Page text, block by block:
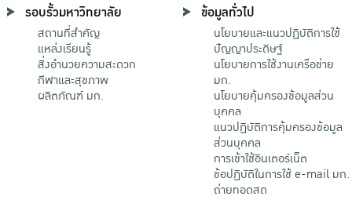
รอบรั้วมหาวิทยาลัย
สถานที่สำคัญ
แหล่งเรียนรู้
สิ่งอำนวยความสะดวก
กีฬาและสุขภาพ
ผลิตภัณฑ์ มก.
ข้อมูลทั่วไป
นโยบายและแนวปฏิบัติการใช้
ปัญญาประดิษฐ์
นโยบายการใช้งานเครือข่าย
มก.
นโยบายคุ้มครองข้อมูลส่วน
บุคคล
แนวปฏิบัติการคุ้มครองข้อมูล
ส่วนบุคคล
การเข้าใช้อินเตอร์เน็ต
ข้อปฏิบัติในการใช้ e-mail มก.
ถ่ายทอดสด